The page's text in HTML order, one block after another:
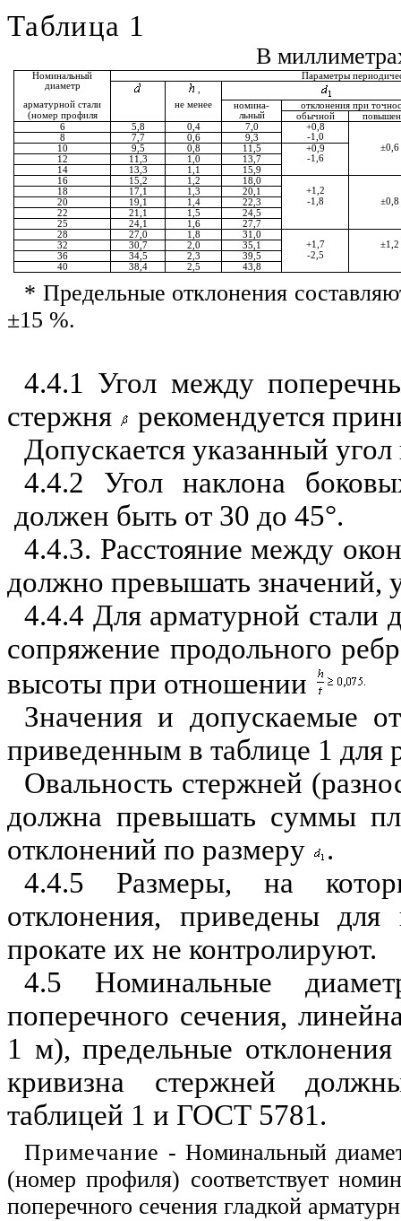
Таблица 1
В
Номинальный
Параметры
диаметр
арматурной стали
не менее номина-
отклонения при
(номер профиля
льный обычной
6
5 8 0 4 7, 0 +0 8
8
7, 7 0 6 9 3 -1 0
10
9 5 0 8 11 5 +0 9 ±0 ,6
12
11 3 1 0 13 7 -1 6
14
13 3 1 1 15 9
16
15 2 1 2 18 0
18
17, 1 1 3 20 1 +1 2
20
19 1 1 4 22 3 -1 8 ±0 ,8
22
21 1 1 5 24, 5
25
24, 1 1 6 27, 7
28
27, 0 1 8 31 0
32
30 7 2 0 35 1 +1 7 ±1 ,2
36
34, 5 2 3 39 5 -2 5
40
38 4 2 5 43 8
* Предельные отклонения
±15 %.
4.4.1 Угол между
стержня
рекомендуется
Допускается указанный
4.4.2 Угол наклона
должен быть от 30 до 45°.
4.4.3. Расстояние между
должно превышать значений,
4.4.4 Для арматурной стали
сопряжение продольного
высоты при отношении
Значения и допускаемые
приведенным в таблице 1 для
Овальность стержней
должна превышать суммы
отклонений по размеру
.
4.4.5 Размеры, на
отклонения, приведены для
прокате их не контролируют.
4.5 Номинальные
поперечного сечения,
1 м),предельные
кривизна стержней
таблицей 1 и ГОСТ 5781.
Примечание - Номинальный
(номер профиля) соответствует
поперечного сечения гладкой